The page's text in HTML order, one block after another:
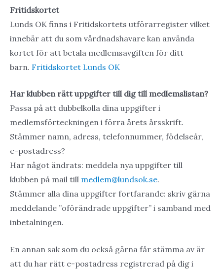
Fritidskortet
Lunds OK finns i Fritidskortets utförarregister vilket
innebär att du som vårdnadshavare kan använda
kortet för att betala medlemsavgiften för ditt
barn. Fritidskortet Lunds OK
Har klubben rätt uppgifter till dig till medlemslistan?
Passa på att dubbelkolla dina uppgifter i
medlemsförteckningen i förra årets årsskrift.
Stämmer namn, adress, telefonnummer, födelseår,
e-postadress?
Har något ändrats: meddela nya uppgifter till
klubben på mail till medlem@lundsok.se.
Stämmer alla dina uppgifter fortfarande: skriv gärna
meddelande ”oförändrade uppgifter” i samband med
inbetalningen.
En annan sak som du också gärna får stämma av är
att du har rätt e-postadress registrerad på dig i